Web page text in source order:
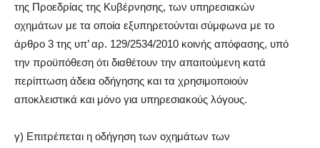
της Προεδρίας της Κυβέρνησης, των υπηρεσιακών
οχημάτων με τα οποία εξυπηρετούνται σύμφωνα με το
άρθρο 3 της υπ’ αρ. 129/2534/2010 κοινής απόφασης, υπό
την προϋπόθεση ότι διαθέτουν την απαιτούμενη κατά
περίπτωση άδεια οδήγησης και τα χρησιμοποιούν
αποκλειστικά και μόνο για υπηρεσιακούς λόγους.
γ) Επιτρέπεται η οδήγηση των οχημάτων των